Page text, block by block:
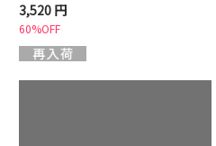
3,520 円
60%OFF